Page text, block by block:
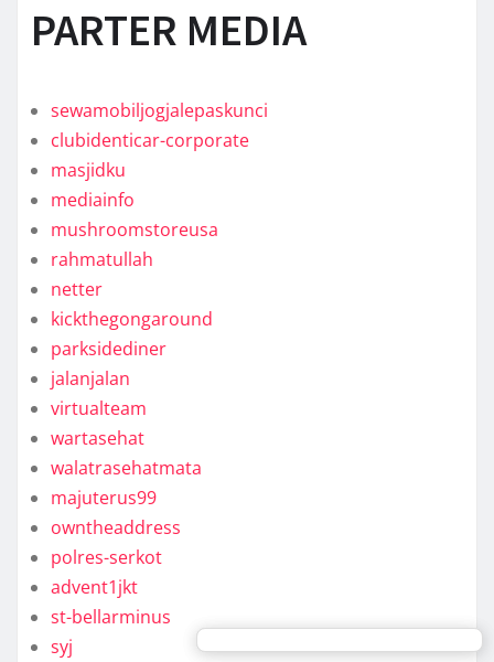
PARTER MEDIA
sewamobiljogjalepaskunci
clubidenticar-corporate
masjidku
mediainfo
mushroomstoreusa
rahmatullah
netter
kickthegongaround
parksidediner
jalanjalan
virtualteam
wartasehat
walatrasehatmata
majuterus99
owntheaddress
polres-serkot
advent1jkt
st-bellarminus
syj